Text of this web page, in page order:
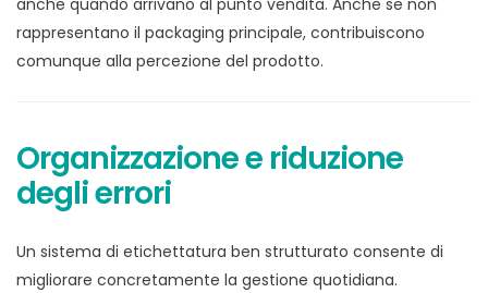
anche quando arrivano al punto vendita. Anche se non
rappresentano il packaging principale, contribuiscono
comunque alla percezione del prodotto.
Organizzazione e riduzione
degli errori
Un sistema di etichettatura ben strutturato consente di
migliorare concretamente la gestione quotidiana.